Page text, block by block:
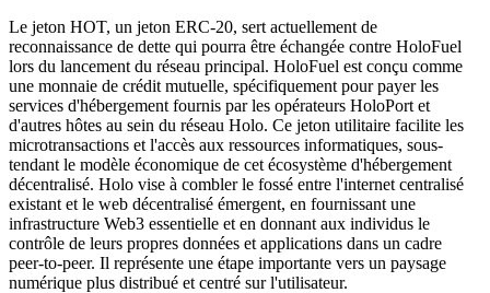
Le jeton HOT, un jeton ERC-20, sert actuellement de
reconnaissance de dette qui pourra être échangée contre HoloFuel
lors du lancement du réseau principal. HoloFuel est conçu comme
une monnaie de crédit mutuelle, spécifiquement pour payer les
services d'hébergement fournis par les opérateurs HoloPort et
d'autres hôtes au sein du réseau Holo. Ce jeton utilitaire facilite les
microtransactions et l'accès aux ressources informatiques, sous-
tendant le modèle économique de cet écosystème d'hébergement
décentralisé. Holo vise à combler le fossé entre l'internet centralisé
existant et le web décentralisé émergent, en fournissant une
infrastructure Web3 essentielle et en donnant aux individus le
contrôle de leurs propres données et applications dans un cadre
peer-to-peer. Il représente une étape importante vers un paysage
numérique plus distribué et centré sur l'utilisateur.